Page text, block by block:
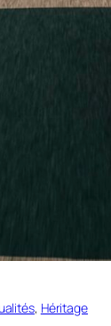
, Héritage